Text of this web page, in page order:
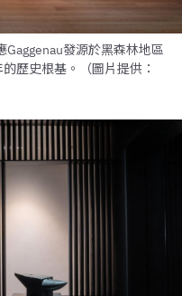
發源於黑森林地區
歷史根基。（圖片提供：